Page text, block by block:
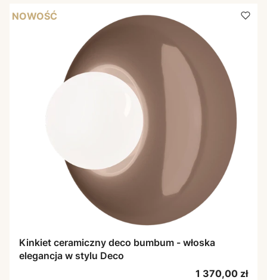
NOWOŚĆ
Kinkiet ceramiczny deco bumbum - włoska
elegancja w stylu Deco
Cena
1 370,00 zł